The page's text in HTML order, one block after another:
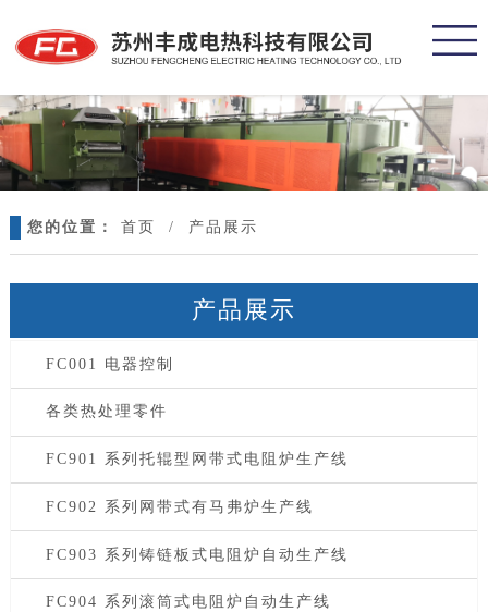
您的位置： 首页 / 产品展示
产品展示
FC001 电器控制
各类热处理零件
FC901 系列托辊型网带式电阻炉生产线
FC902 系列网带式有马弗炉生产线
FC903 系列铸链板式电阻炉自动生产线
FC904 系列滚筒式电阻炉自动生产线